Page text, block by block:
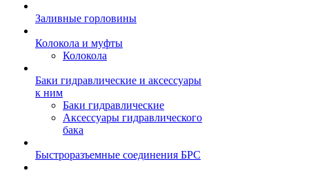
Заливные горловины
Колокола и муфты
Колокола
Баки гидравлические и аксессуары
к ним
Баки гидравлические
Аксессуары гидравлического
бака
Быстроразъемные соединения БРС